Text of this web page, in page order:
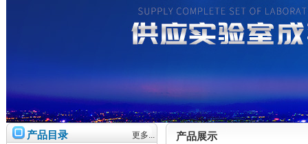
产品目录 更多... 产品展示